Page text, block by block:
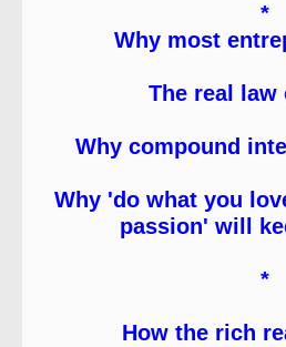
*
Why most
The real law
Why compound
Why 'do what you
passion' will
*
How the rich